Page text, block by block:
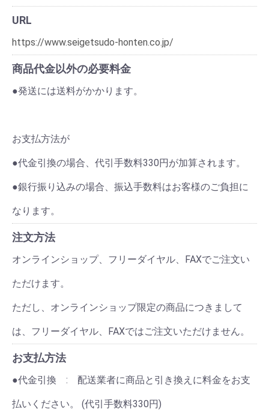
URL
https://www.seigetsudo-honten.co.jp/
商品代金以外の必要料金
●発送には送料がかかります。
お支払方法が
●代金引換の場合、代引手数料330円が加算されます。
●銀行振り込みの場合、振込手数料はお客様のご負担に
なります。
注文方法
オンラインショップ、フリーダイヤル、FAXでご注文い
ただけます。
ただし、オンラインショップ限定の商品につきまして
は、フリーダイヤル、FAXではご注文いただけません。
お支払方法
●代金引換 : 配送業者に商品と引き換えに料金をお支
払いください。 (代引手数料330円)